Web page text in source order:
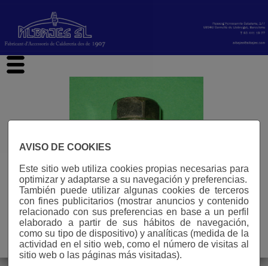
AVISO DE COOKIES
Este sitio web utiliza cookies propias necesarias para
optimizar y adaptarse a su navegación y preferencias.
También puede utilizar algunas cookies de terceros
con fines publicitarios (mostrar anuncios y contenido
relacionado con sus preferencias en base a un perfil
elaborado a partir de sus hábitos de navegación,
como su tipo de dispositivo) y analíticas (medida de la
actividad en el sitio web, como el número de visitas al
sitio web o las páginas más visitadas).
Aviso legal
n° visitas: 587346